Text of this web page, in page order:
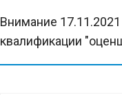
Внимание
квалификации